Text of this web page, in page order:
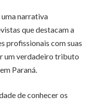
narrativa
que destacam a
profissionais com suas
um verdadeiro tributo
Paraná.
de conhecer os